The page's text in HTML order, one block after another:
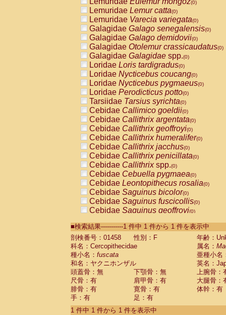
(0)
Lemuridae Lemur catta(0)
Lemuridae Varecia variegata(0)
Galagidae Galago senegalensis(0)
Galagidae Galago demidovii(0)
Galagidae Otolemur crassicaudatus(0)
Galagidae Galagidae spp.(0)
Loridae Loris tardigradus(0)
Loridae Nycticebus coucang(0)
Loridae Nycticebus pygmaeus(0)
Loridae Perodicticus potto(0)
Tarsiidae Tarsius syrichta(0)
Cebidae Callimico goeldii(0)
Cebidae Callithrix argentata(0)
Cebidae Callithrix geoffroyi(0)
Cebidae Callithrix humeralifer(0)
Cebidae Callithrix jacchus(0)
Cebidae Callithrix penicillata(0)
Cebidae Callithrixspp.(0)
Cebidae Cebuella pygmaea(0)
Cebidae Leontopithecus rosalia(0)
Cebidae Saguinus bicolor(0)
Cebidae Saguinus fuscicollis(0)
Cebidae Saguinus geoffroyi(0)
CebidaeSaguinus labiatus(0)
Cebidae Saguinus leucopus (0)
CebidaeSaguinus midas
Cebidae
CebidaeSaguinus nigricollis (1)
Cebidae Saguinus oedipus
Cebidae Saguinus weddelli
Cebidae Saguinusspp.
Cebidae Aotus trivirgatus
Cebidae Cebus albifrons
■検索結果-----------1 件中 1 件から 1 件を表示中
剖検番号：01458
性別：F
年齢：
科名：Cercopithecidae
属名：
種小名： fuscata
亜種小名
和名：ヤクニホンザル
英名：
頭蓋骨：無
下顎骨：無
上腕骨：
尺骨：有
肩甲骨：有
大腿骨：
腓骨：有
寛骨：有
体幹：有
手：有
足：有
1 件中 1 件から 1 件を表示中